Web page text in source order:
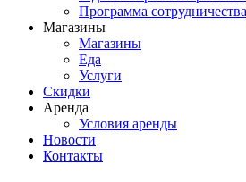
Программа сотрудничества
Магазины
Магазины
Еда
Услуги
Скидки
Аренда
Условия аренды
Новости
Контакты